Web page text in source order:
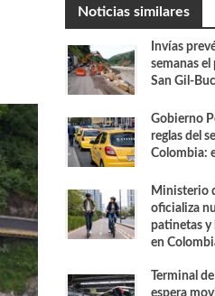
Noticias similares
Invías
semanas el
San Gil-
Gobierno
reglas del
Colombia:
Ministerio
oficializa
patinetas y
en
Terminal
espera